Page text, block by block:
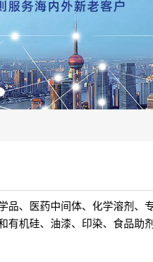
、医药中间体、化学溶剂、
有机硅、油漆、印染、食品助